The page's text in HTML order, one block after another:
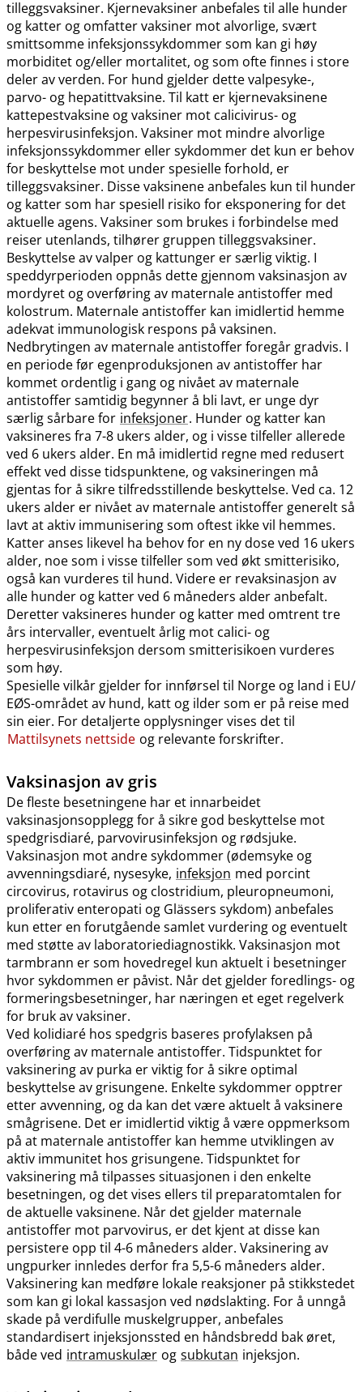
tilleggsvaksiner. Kjernevaksiner anbefales til alle hunder
og katter og omfatter vaksiner mot alvorlige, svært
smittsomme infeksjonssykdommer som kan gi høy
morbiditet og​/​eller mortalitet, og som ofte finnes i store
deler av verden. For hund gjelder dette valpesyke-,
parvo- og hepatittvaksine. Til katt er kjernevaksinene
kattepestvaksine og vaksiner mot calicivirus- og
herpesvirusinfeksjon. Vaksiner mot mindre alvorlige
infeksjonssykdommer eller sykdommer det kun er behov
for beskyttelse mot under spesielle forhold, er
tilleggsvaksiner. Disse vaksinene anbefales kun til hunder
og katter som har spesiell risiko for eksponering for det
aktuelle agens. Vaksiner som brukes i forbindelse med
reiser utenlands, tilhører gruppen tilleggsvaksiner.
Beskyttelse av valper og kattunger er særlig viktig. I
speddyrperioden oppnås dette gjennom vaksinasjon av
mordyret og overføring av maternale antistoffer med
kolostrum. Maternale antistoffer kan imidlertid hemme
adekvat immunologisk respons på vaksinen.
Nedbrytingen av maternale antistoffer foregår gradvis. I
en periode før egenproduksjonen av antistoffer har
kommet ordentlig i gang og nivået av maternale
antistoffer samtidig begynner å bli lavt, er unge dyr
særlig sårbare for infeksjoner. Hunder og katter kan
vaksineres fra 7-8 ukers alder, og i visse tilfeller allerede
ved 6 ukers alder. En må imidlertid regne med redusert
effekt ved disse tidspunktene, og vaksineringen må
gjentas for å sikre tilfredsstillende beskyttelse. Ved ca. 12
ukers alder er nivået av maternale antistoffer generelt så
lavt at aktiv immunisering som oftest ikke vil hemmes.
Katter anses likevel ha behov for en ny dose ved 16 ukers
alder, noe som i visse tilfeller som ved økt smitterisiko,
også kan vurderes til hund. Videre er revaksinasjon av
alle hunder og katter ved 6 måneders alder anbefalt.
Deretter vaksineres hunder og katter med omtrent tre
års intervaller, eventuelt årlig mot calici- og
herpesvirusinfeksjon dersom smitterisikoen vurderes
som høy.
Spesielle vilkår gjelder for innførsel til Norge og land i EU​/​
EØS-området av hund, katt og ilder som er på reise med
sin eier. For detaljerte opplysninger vises det til
Mattilsynets nettside og relevante forskrifter.
Vaksinasjon av gris
De fleste besetningene har et innarbeidet
vaksinasjonsopplegg for å sikre god beskyttelse mot
spedgrisdiaré, parvovirusinfeksjon og rødsjuke.
Vaksinasjon mot andre sykdommer (ødemsyke og
avvenningsdiaré, nysesyke, infeksjon med porcint
circovirus, rotavirus og clostridium, pleuropneumoni,
proliferativ enteropati og Glässers sykdom) anbefales
kun etter en forutgående samlet vurdering og eventuelt
med støtte av laboratoriediagnostikk. Vaksinasjon mot
tarmbrann er som hovedregel kun aktuelt i besetninger
hvor sykdommen er påvist. Når det gjelder foredlings- og
formeringsbesetninger, har næringen et eget regelverk
for bruk av vaksiner.
Ved kolidiaré hos spedgris baseres profylaksen på
overføring av maternale antistoffer. Tidspunktet for
vaksinering av purka er viktig for å sikre optimal
beskyttelse av grisungene. Enkelte sykdommer opptrer
etter avvenning, og da kan det være aktuelt å vaksinere
smågrisene. Det er imidlertid viktig å være oppmerksom
på at maternale antistoffer kan hemme utviklingen av
aktiv immunitet hos grisungene. Tidspunktet for
vaksinering må tilpasses situasjonen i den enkelte
besetningen, og det vises ellers til preparatomtalen for
de aktuelle vaksinene. Når det gjelder maternale
antistoffer mot parvovirus, er det kjent at disse kan
persistere opp til 4-6 måneders alder. Vaksinering av
ungpurker innledes derfor fra 5,5-6 måneders alder.
Vaksinering kan medføre lokale reaksjoner på stikkstedet
som kan gi lokal kassasjon ved nødslakting. For å unngå
skade på verdifulle muskelgrupper, anbefales
standardisert injeksjonssted en håndsbredd bak øret,
både ved intramuskulær og subkutan injeksjon.